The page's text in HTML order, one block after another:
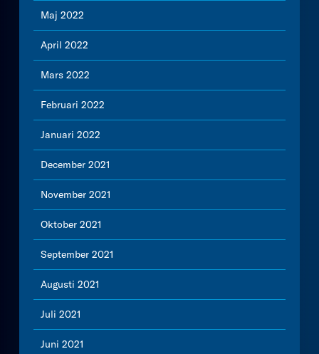
Maj 2022
April 2022
Mars 2022
Februari 2022
Januari 2022
December 2021
November 2021
Oktober 2021
September 2021
Augusti 2021
Juli 2021
Juni 2021